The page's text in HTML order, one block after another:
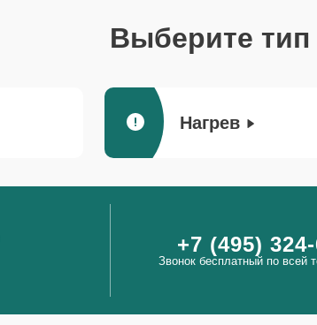
Выберите
Нагрев
+7 (495)
Звонок бесплатный по всей